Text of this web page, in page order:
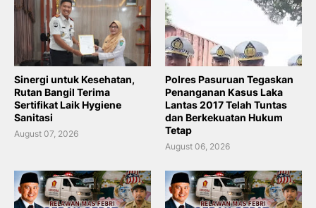
Sinergi untuk Kesehatan,
Rutan Bangil Terima
Sertifikat Laik Hygiene
Sanitasi
August 07, 2026
Polres Pasuruan Tegaskan
Penanganan Kasus Laka
Lantas 2017 Telah Tuntas
dan Berkekuatan Hukum
Tetap
August 06, 2026